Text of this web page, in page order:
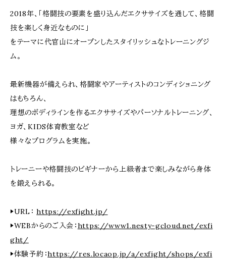
2018年、「格闘技の要素を盛り込んだエクササイズを通して、格闘
技を楽しく身近なものに」
をテーマに代官山にオープンしたスタイリッシュなトレーニングジ
ム。
最新機器が備えられ、格闘家やアーティストのコンディショニング
はもちろん、
理想のボディラインを作るエクササイズやパーソナルトレーニング、
ヨガ、KIDS体育教室など
様々なプログラムを実施。
トレーニーや格闘技のビギナーから上級者まで楽しみながら身体
を鍛えられる。
▶URL：https://exfight.jp/
▶WEBからのご入会：https://www1.nesty-gcloud.net/exfi
ght/
▶体験予約：https://res.locaop.jp/a/exfight/shops/exfi